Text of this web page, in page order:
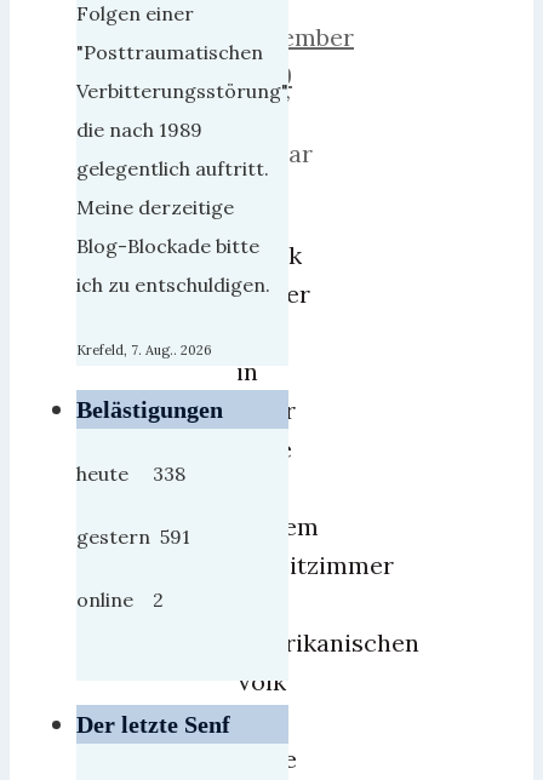
November
2009
Januar
Frank
Weber
in
einer
Rede
seinem
Arbeitzimmer
amerikanischen
Volk
seine
Folgen einer
"Posttraumatischen
Verbitterungsstörung",
die nach 1989
gelegentlich auftritt.
Meine derzeitige
Blog-Blockade bitte
ich zu entschuldigen.
Krefeld, 7. Aug.. 2026
Belästigungen
heute 338
gestern 591
online 2
Der letzte Senf